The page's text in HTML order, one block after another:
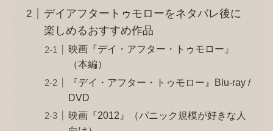
デイアフタートゥモローをネタバレ後に
楽しめるおすすめ作品
映画『デイ・アフター・トゥモロー』
（本編）
『デイ・アフター・トゥモロー』Blu-ray /
DVD
映画『2012』（パニック規模が好きな人